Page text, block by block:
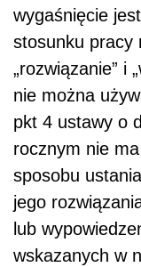
wygaśnięcie
stosunku pracy
„rozwiązanie” i
nie można
pkt 4 ustawy o
rocznym nie
sposobu
jego
lub
wskazanych w